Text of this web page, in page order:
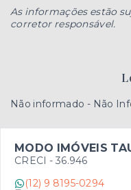
As informações estão
corretor responsável.
Não informado - Não
MODO IMÓVEIS
CRECI - 36.946
(12) 9 8195-0294